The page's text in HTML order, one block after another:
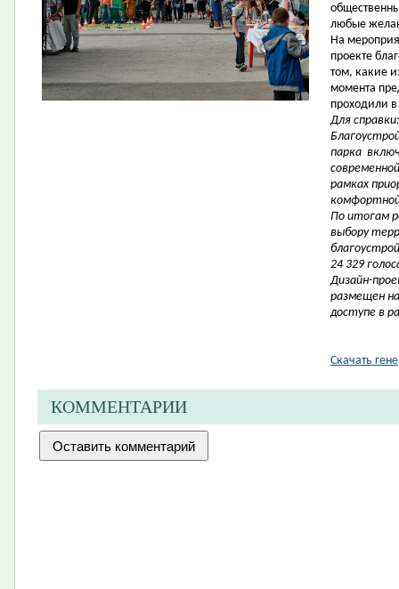
любые
На
проекте
том, какие
момента
проходили
Для справки:
парка
рамках
комфортной
По итогам
выбору
24 329
Дизайн-
размещен
доступе в
Скачать
КОММЕНТАРИИ